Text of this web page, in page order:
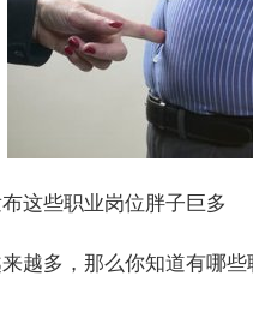
这些职业岗位胖子巨多
越多，那么你知道有哪